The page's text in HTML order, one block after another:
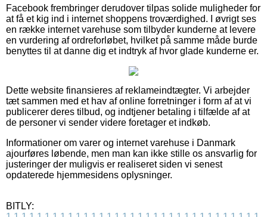
Facebook frembringer derudover tilpas solide muligheder for
at få et kig ind i internet shoppens troværdighed. I øvrigt ses
en række internet varehuse som tilbyder kunderne at levere
en vurdering af ordreforløbet, hvilket på samme måde burde
benyttes til at danne dig et indtryk af hvor glade kunderne er.
Dette website finansieres af reklameindtægter. Vi arbejder
tæt sammen med et hav af online forretninger i form af at vi
publicerer deres tilbud, og indtjener betaling i tilfælde af at
de personer vi sender videre foretager et indkøb.
Informationer om varer og internet varehuse i Danmark
ajourføres løbende, men man kan ikke stille os ansvarlig for
justeringer der muligvis er realiseret siden vi senest
opdaterede hjemmesidens oplysninger.
BITLY: